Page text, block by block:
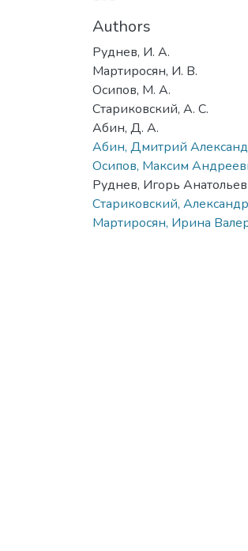
Authors
Руднев, И. А.
Мартиросян, И. В.
Осипов, М. А.
Стариковский, А. С.
Абин, Д. А.
Абин, Дмитрий
Осипов, Максим
Руднев, Игорь
Стариковский,
Мартиросян, Ирина